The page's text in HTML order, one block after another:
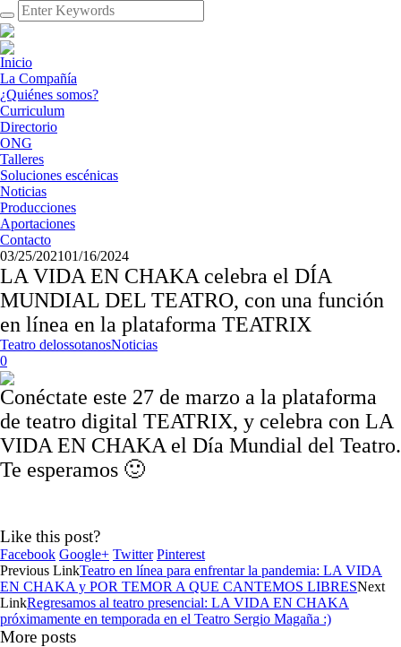
Inicio
La Compañía
¿Quiénes somos?
Curriculum
Directorio
ONG
Talleres
Soluciones escénicas
Noticias
Producciones
Aportaciones
Contacto
03/25/202101/16/2024
LA VIDA EN CHAKA celebra el DÍA
MUNDIAL DEL TEATRO, con una función
en línea en la plataforma TEATRIX
Teatro delossotanosNoticias
0
Conéctate este 27 de marzo a la plataforma
de teatro digital TEATRIX, y celebra con LA
VIDA EN CHAKA el Día Mundial del Teatro.
Te esperamos 🙂
Like this post?
Facebook Google+ Twitter Pinterest
Previous LinkTeatro en línea para enfrentar la pandemia: LA VIDA
EN CHAKA y POR TEMOR A QUE CANTEMOS LIBRESNext
LinkRegresamos al teatro presencial: LA VIDA EN CHAKA
próximamente en temporada en el Teatro Sergio Magaña :)
More posts